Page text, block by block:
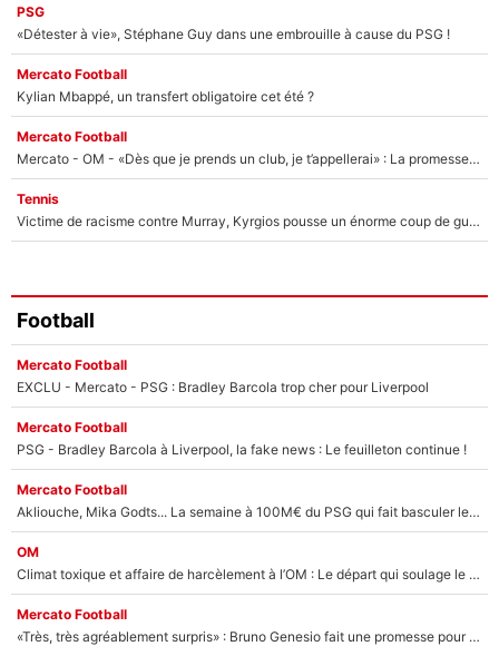
PSG
«Détester à vie», Stéphane Guy dans une embrouille à cause du PSG !
Mercato Football
Kylian Mbappé, un transfert obligatoire cet été ?
Mercato Football
Mercato - OM - «Dès que je prends un club, je t’appellerai» : La promesse de Marcelino au moment de claquer la porte
Tennis
Victime de racisme contre Murray, Kyrgios pousse un énorme coup de gueule !
Football
Mercato Football
EXCLU - Mercato - PSG : Bradley Barcola trop cher pour Liverpool
Mercato Football
PSG - Bradley Barcola à Liverpool, la fake news : Le feuilleton continue !
Mercato Football
Akliouche, Mika Godts... La semaine à 100M€ du PSG qui fait basculer le mercato du PSG !
OM
Climat toxique et affaire de harcèlement à l’OM : Le départ qui soulage le vestiaire de Bruno Genesio
Mercato Football
«Très, très agréablement surpris» : Bruno Genesio fait une promesse pour la suite du mercato de l’OM et rassure les supporters